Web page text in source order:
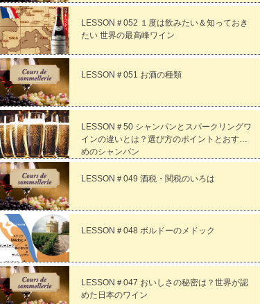
LESSON＃052 １度は飲みたい＆知っておき
たい 世界の最高峰ワイン
LESSON＃051 お酒の種類
LESSON＃50 シャンパンとスパークリングワ
インの違いとは？選び方のポイントとおすす
めのシャンパン
LESSON＃049 酒税・関税のいろは
LESSON＃048 ボルドーのメドック
LESSON＃047 おいしさの秘密は？世界が認
めた日本のワイン